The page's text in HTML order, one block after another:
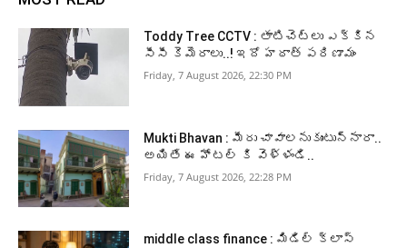
Toddy Tree CCTV : తాటిచెట్లు ఎక్కిన
సీసీ కెమెరాలు..! ఇదో హఠాత్ పరిణామం
Friday, 7 August 2026, 22:30 PM
Mukti Bhavan : మీరు చావాలనుకుంటున్నారా..
అయితే ఈ హోటల్ కి వెళ్ళండి..
Friday, 7 August 2026, 22:28 PM
middle class finance : మిడిల్ క్లాస్